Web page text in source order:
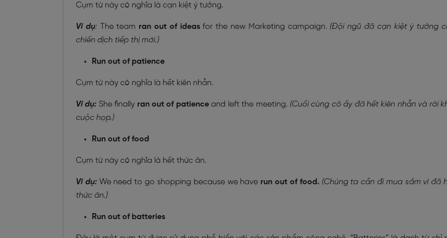
Cụm từ này có nghĩa là cạn kiệt ý tưởng.
Ví dụ: The team ran out of ideasfor the new Marketing campaign. (Đội ngũ đã cạn kiệt ý tưởng
chiến dịch tiếp thị mới.)
Run out of patience
Cụm từ này có nghĩa là hết kiên nhẫn.
Ví dụ: She finally ran out of patienceand left the meeting. (Cuối cùng cô ấy đã hết kiên nhẫn và rời
cuộc họp.)
Run out of food
Cụm từ này có nghĩa là hết thức ăn.
Ví dụ:We need to go shopping because we have run out of food. (Chúng ta cần đi mua sắm vì đã
thức ăn.)
Run out of batteries